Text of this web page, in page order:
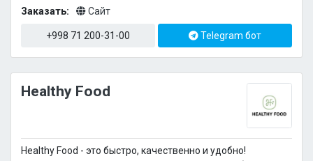
Заказать:
Сайт
+998 71 200-31-00 Telegram бот
Healthy Food
Healthy Food - это быстро, качественно и удобно!